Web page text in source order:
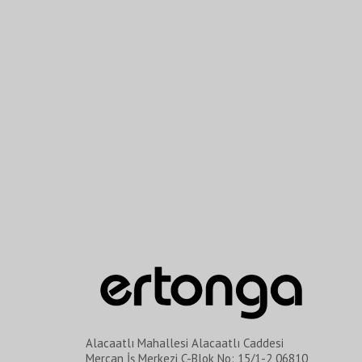
Alacaatlı Mahallesi Alacaatlı Caddesi
Mercan İş Merkezi C-Blok No: 15/1-2 06810